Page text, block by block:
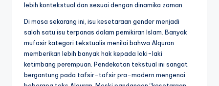
lebih kontekstual dan sesuai dengan dinamika zaman.
Di masa sekarang ini, isu kesetaraan gender menjadi
salah satu isu terpanas dalam pemikiran Islam. Banyak
mufasir kategori tekstualis menilai bahwa Alquran
memberikan lebih banyak hak kepada laki-laki
ketimbang perempuan. Pendekatan tekstual ini sangat
bergantung pada tafsir-tafsir pra-modern mengenai